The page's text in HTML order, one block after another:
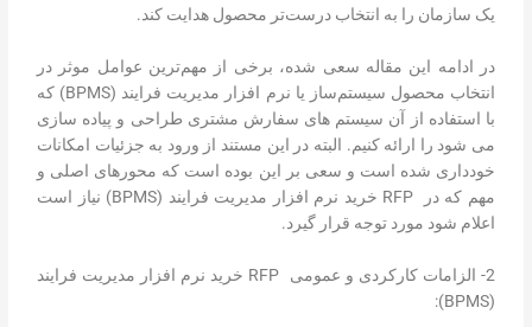
یک سازمان را به انتخاب درست‌تر محصول هدایت کند.
در ادامه این مقاله سعی شده، برخی از مهم‌ترین عوامل موثر در
انتخاب محصول سیستم‌ساز یا نرم افزار مدیریت فرایند (BPMS) که
با استفاده از آن سیستم های سفارش مشتری طراحی و پیاده سازی
می شود را ارائه کنیم. البته در این مستند از ورود به جزئیات امکانات
خودداری شده است و سعی بر این بوده است که محورهای اصلی و
مهم که در
نیاز است
اعلام شود مورد توجه قرار گیرد.
2- الزامات کارکردی و عمومی RFP خرید نرم افزار مدیریت فرایند
(BPMS):